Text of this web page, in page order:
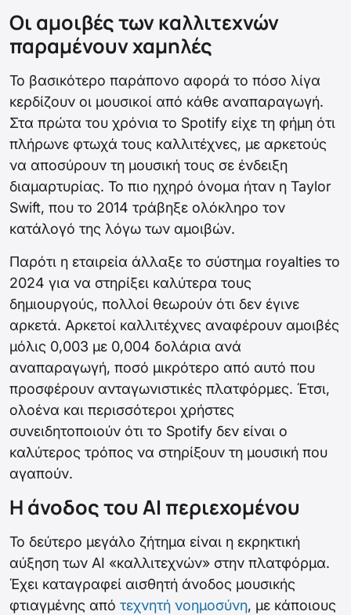
Οι αμοιβές των καλλιτεχνών
παραμένουν χαμηλές
Το βασικότερο παράπονο αφορά το πόσο λίγα
κερδίζουν οι μουσικοί από κάθε αναπαραγωγή.
Στα πρώτα του χρόνια το Spotify είχε τη φήμη ότι
πλήρωνε φτωχά τους καλλιτέχνες, με αρκετούς
να αποσύρουν τη μουσική τους σε ένδειξη
διαμαρτυρίας. Το πιο ηχηρό όνομα ήταν η Taylor
Swift, που το 2014 τράβηξε ολόκληρο τον
κατάλογό της λόγω των αμοιβών.
Παρότι η εταιρεία άλλαξε το σύστημα royalties το
2024 για να στηρίξει καλύτερα τους
δημιουργούς, πολλοί θεωρούν ότι δεν έγινε
αρκετά. Αρκετοί καλλιτέχνες αναφέρουν αμοιβές
μόλις 0,003 με 0,004 δολάρια ανά
αναπαραγωγή, ποσό μικρότερο από αυτό που
προσφέρουν ανταγωνιστικές πλατφόρμες. Έτσι,
ολοένα και περισσότεροι χρήστες
συνειδητοποιούν ότι το Spotify δεν είναι ο
καλύτερος τρόπος να στηρίξουν τη μουσική που
αγαπούν.
Η άνοδος του AI περιεχομένου
Το δεύτερο μεγάλο ζήτημα είναι η εκρηκτική
αύξηση των AI «καλλιτεχνών» στην πλατφόρμα.
Έχει καταγραφεί αισθητή άνοδος μουσικής
φτιαγμένης από τεχνητή νοημοσύνη, με κάποιους